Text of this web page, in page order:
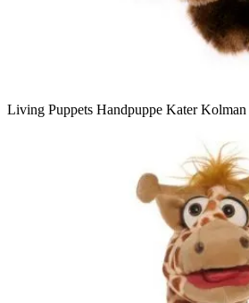
Living Puppets Handpuppe Kater Kolman